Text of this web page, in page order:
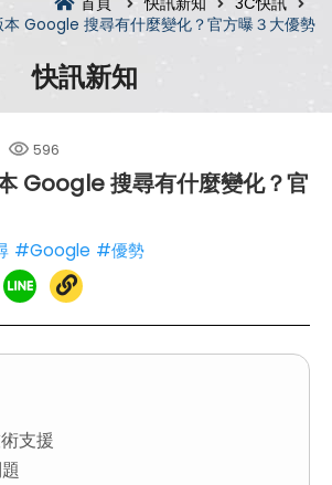
本 Google 搜尋有什麼變化？官方曝３大優勢
快訊新知
596
Google 搜尋有什麼變化？官
#Google #優勢
支援